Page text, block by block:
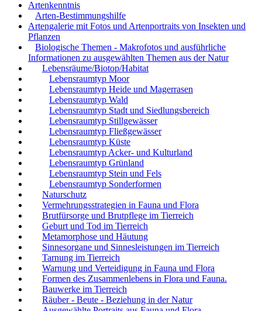
Artenkenntnis
Arten-Bestimmungshilfe
Artengalerie mit Fotos und Artenportraits von Insekten und
Pflanzen
Biologische Themen - Makrofotos und ausführliche
Informationen zu ausgewählten Themen aus der Natur
Lebensräume/Biotop/Habitat
Lebensraumtyp Moor
Lebensraumtyp Heide und Magerrasen
Lebensraumtyp Wald
Lebensraumtyp Stadt und Siedlungsbereich
Lebensraumtyp Stillgewässer
Lebensraumtyp Fließgewässer
Lebensraumtyp Küste
Lebensraumtyp Acker- und Kulturland
Lebensraumtyp Grünland
Lebensraumtyp Stein und Fels
Lebensraumtyp Sonderformen
Naturschutz
Vermehrungsstrategien in Fauna und Flora
Brutfürsorge und Brutpflege im Tierreich
Geburt und Tod im Tierreich
Metamorphose und Häutung
Sinnesorgane und Sinnesleistungen im Tierreich
Tarnung im Tierreich
Warnung und Verteidigung in Fauna und Flora
Formen des Zusammenlebens in Flora und Fauna.
Bauwerke im Tierreich
Räuber - Beute - Beziehung in der Natur